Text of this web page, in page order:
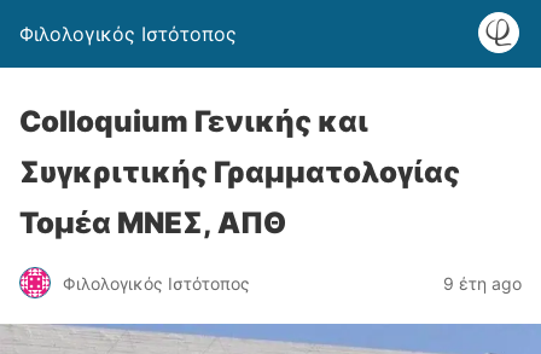
Φιλολογικός Ιστότοπος
Colloquium Γενικής και
Συγκριτικής Γραμματολογίας
Τομέα ΜΝΕΣ, ΑΠΘ
Φιλολογικός Ιστότοπος 9 έτη ago